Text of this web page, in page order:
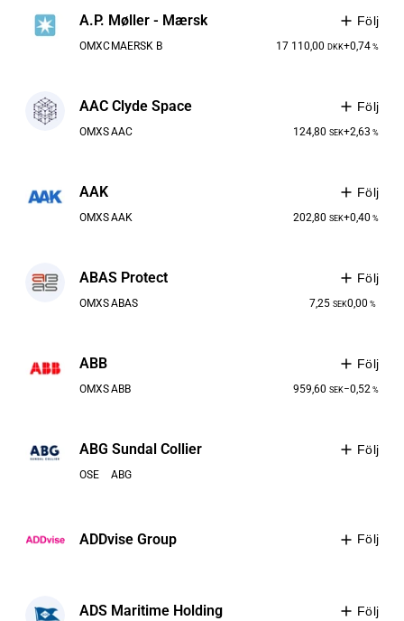
A.P. Møller - Mærsk Följ
OMXCMAERSK B 17 110,00 DKK+0,74 %
AAC Clyde Space Följ
OMXSAAC 124,80 SEK+2,63 %
AAK Följ
OMXSAAK 202,80 SEK+0,40 %
ABAS Protect Följ
OMXSABAS 7,25 SEK0,00 %
ABB Följ
OMXSABB 959,60 SEK−0,52 %
ABG Sundal Collier Följ
OSE ABG
ADDvise Group Följ
ADS Maritime Holding Följ